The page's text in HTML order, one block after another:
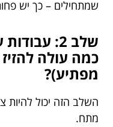
שמתחילים – כך יש
שלב 2:
כמה עולה
מפתיע)?
השלב הזה יכול להיות
מתח.